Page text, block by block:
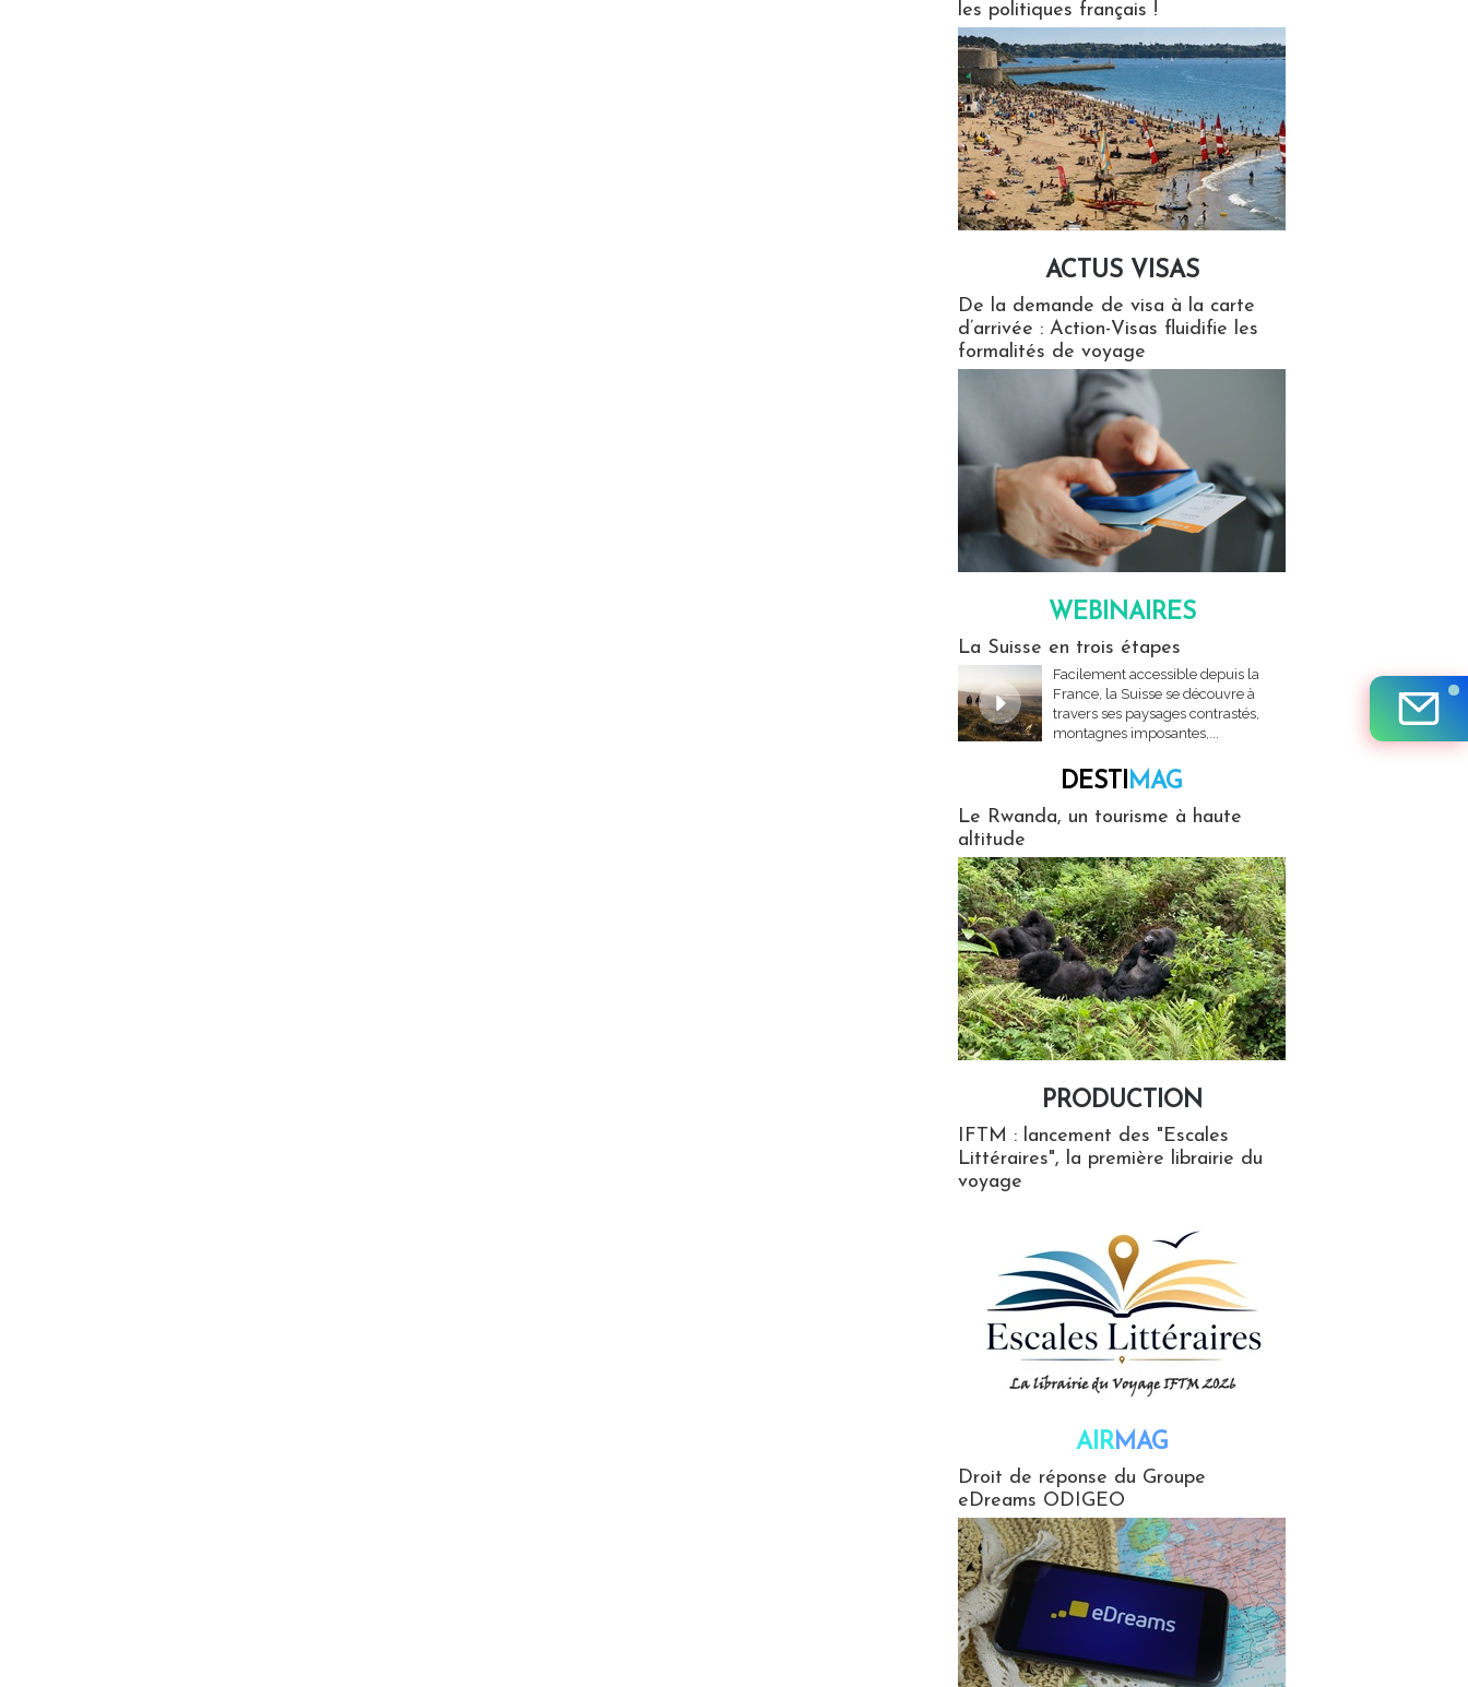
les politiques français !
ACTUS VISAS
De la demande de visa à la carte
d’arrivée : Action-Visas fluidifie les
formalités de voyage
WEBINAIRES
La Suisse en trois étapes
Facilement accessible depuis la
France, la Suisse se découvre à
travers ses paysages contrastés,
montagnes imposantes,...
DESTIMAG
Le Rwanda, un tourisme à haute
altitude
PRODUCTION
IFTM : lancement des "Escales
Littéraires", la première librairie du
voyage
AIRMAG
Droit de réponse du Groupe
eDreams ODIGEO